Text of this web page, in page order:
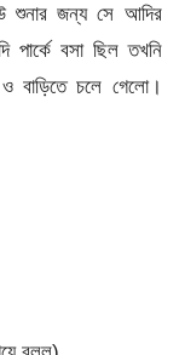
শুনার জন্য সে আদির
বসা ছিল তখনি
বাড়িতে চলে গেলো।